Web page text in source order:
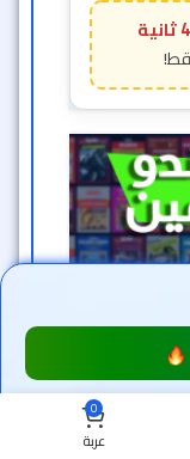
0
عربة